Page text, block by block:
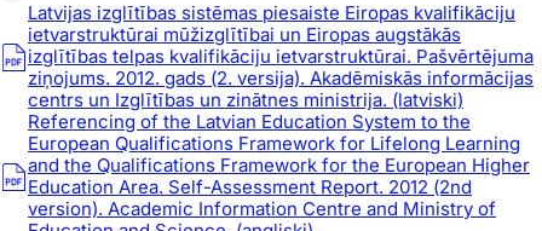
Latvijas izglītības sistēmas piesaiste Eiropas kvalifikāciju
ietvarstruktūrai mūžizglītībai un Eiropas augstākās
izglītības telpas kvalifikāciju ietvarstruktūrai. Pašvērtējuma
ziņojums. 2012. gads (2. versija). Akadēmiskās informācijas
centrs un Izglītības un zinātnes ministrija. (latviski)
Referencing of the Latvian Education System to the
European Qualifications Framework for Lifelong Learning
and the Qualifications Framework for the European Higher
Education Area. Self-Assessment Report. 2012 (2nd
version). Academic Information Centre and Ministry of